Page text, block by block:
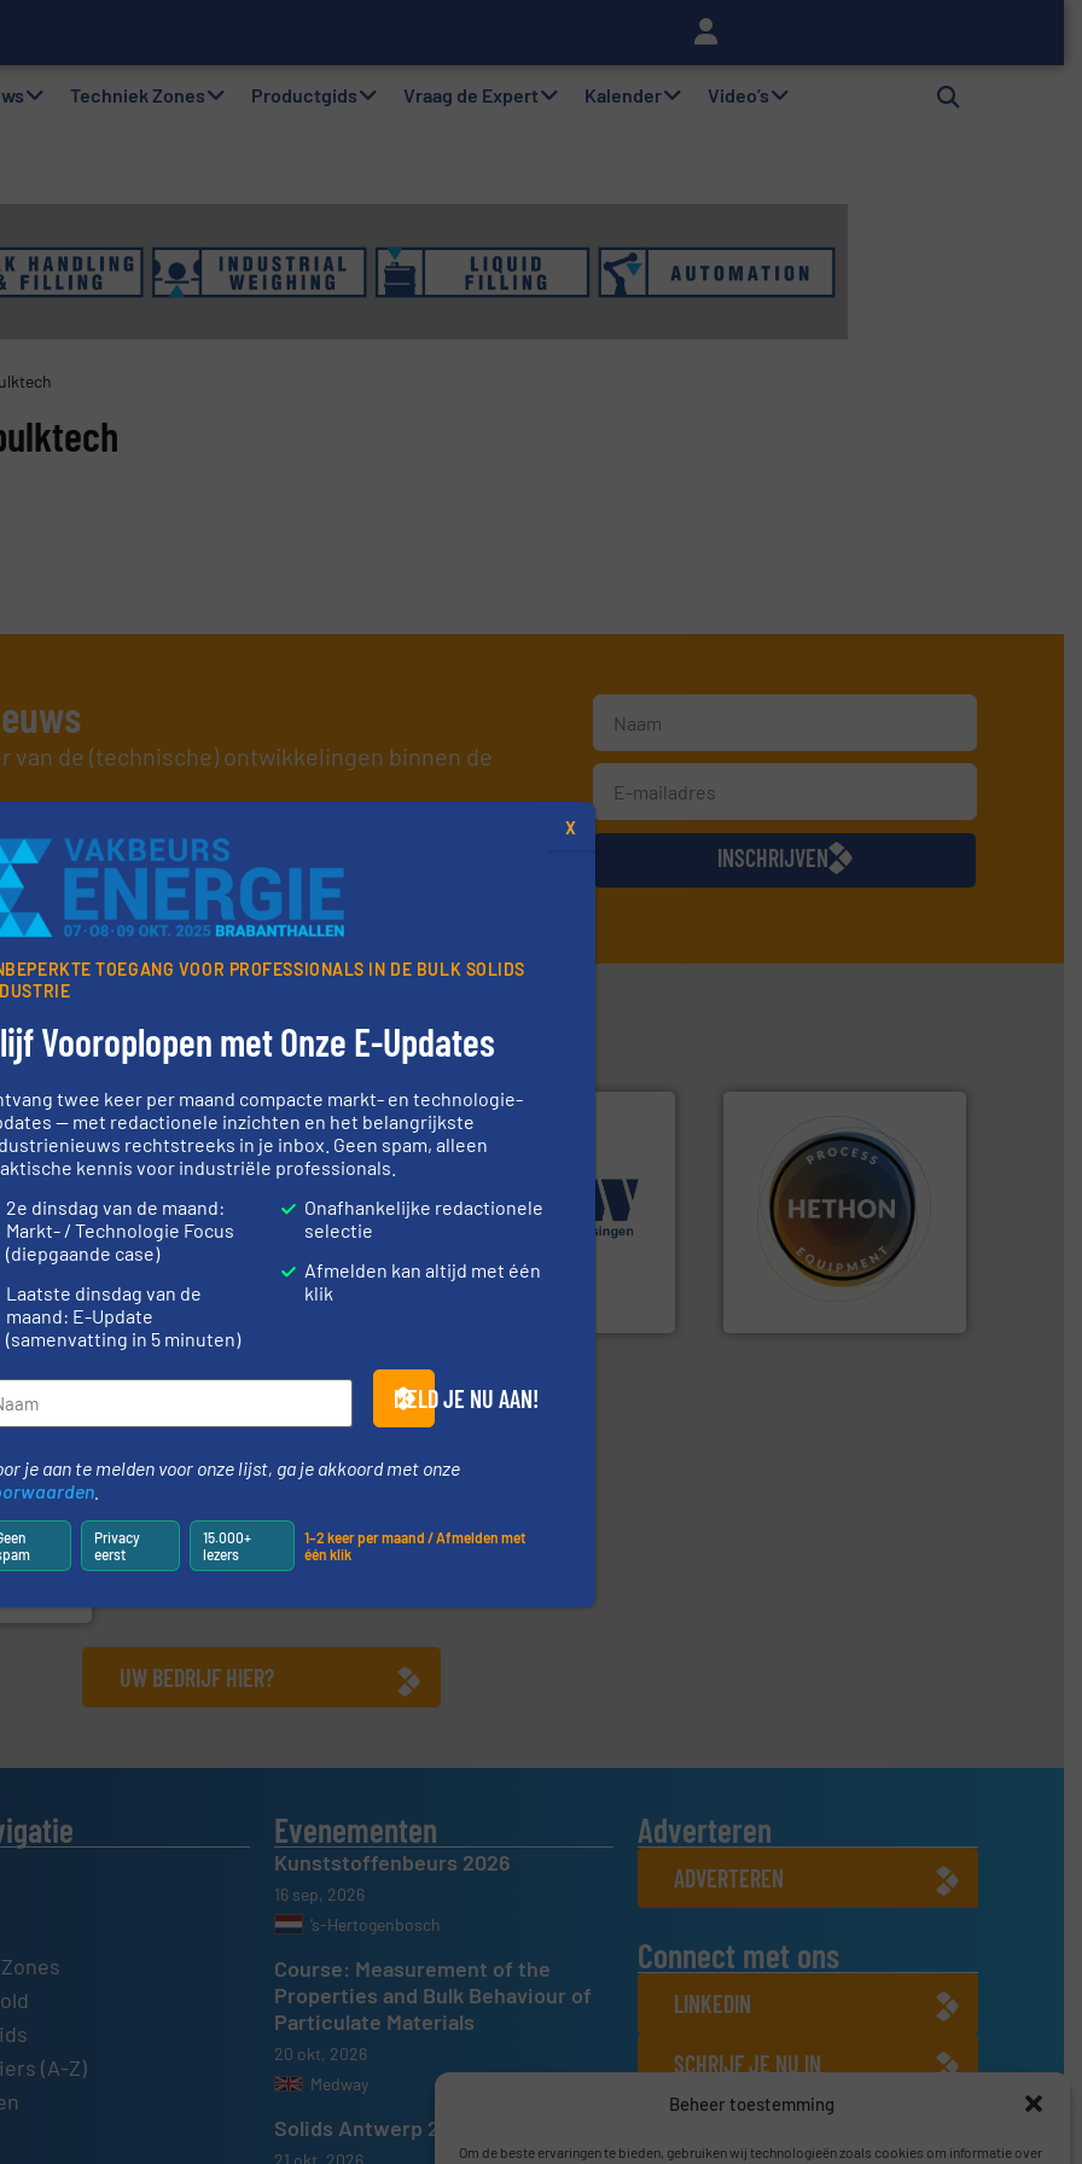
Beheer toestemming
Om de beste ervaringen te bieden, gebruiken wij technologieën zoals cookies om informatie over
Efficiëntie, kwaliteit en duurzaamheid in één oogopslag
Techniek Zones Productgids Vraag de Expert Kalender Video’s
van de (technische) ontwikkelingen binnen de
uit de branche en één E-Product nieuwsbrief (iedere tweede
INSCHRIJVEN
Partners
meer
op het
info ➜
Dinnissen BV
Wereldwijd opererend
specialist in innovatieve
procestechnologie en
stortgoedtechnologie.
Trusted by the best”.Meer
AB Weegtechniek (ABW)
biedt naast een breed scala
aan weegapparatuur en -
componenten diverse
geautomatiseerde
Meer info
Hethon Nederland BV
HETHON is wereldwijd
specialist in poeder- en
vloeistofdosering, met
name bij lastig te verwerken
materialen.Meer info ➜
en
UW BEDRIJF HIER?
(A-Z)
Evenementen
Kunststoffenbeurs 2026
16 sep, 2026
’s-Hertogenbosch
Course: Measurement of the
Properties and Bulk Behaviour of
Particulate Materials
20 okt, 2026
Medway
Solids Antwerp 2026
21 okt, 2026
Adverteren
ADVERTEREN
Connect met ons
LINKEDIN
SCHRIJF JE NU IN
TOEGANG VOOR PROFESSIONALS IN DE BULK SOLIDS
Vooroplopen met Onze E-Updates
twee keer per maand compacte markt- en technologie-
— met redactionele inzichten en het belangrijkste
rechtstreeks in je inbox. Geen spam, alleen
kennis voor industriële professionals.
2e dinsdag van de maand:
Markt- / Technologie Focus
(diepgaande case)
Laatste dinsdag van de
maand: E-Update
(samenvatting in 5 minuten)
Onafhankelijke redactionele
selectie
Afmelden kan altijd met één
klik
MELD JE NU AAN!
je aan te melden voor onze lijst, ga je akkoord met onze
Privacy
eerst
15.000+
lezers
1–2 keer per maand / Afmelden met
één klik
X